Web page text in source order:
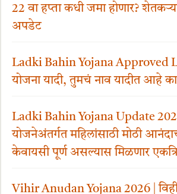
22 वा हप्ता कधी जमा होणार?
अपडेट
Ladki Bahin Yojana Approved
योजना यादी, तुमचं नाव यादीत आहे
Ladki Bahin Yojana Update
योजनेअंतर्गत महिलांसाठी मोठी
केवायसी पूर्ण असल्यास मिळणार
Vihir Anudan Yojana 2026 |